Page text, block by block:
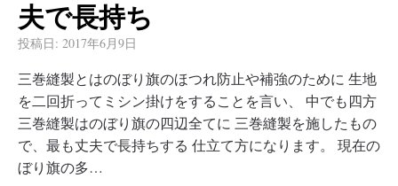
夫で長持ち
投稿日: 2017年6月9日
三巻縫製とはのぼり旗のほつれ防止や補強のために 生地
を二回折ってミシン掛けをすることを言い、 中でも四方
三巻縫製はのぼり旗の四辺全てに 三巻縫製を施したもの
で、最も丈夫で長持ちする 仕立て方になります。 現在の
ぼり旗の多…